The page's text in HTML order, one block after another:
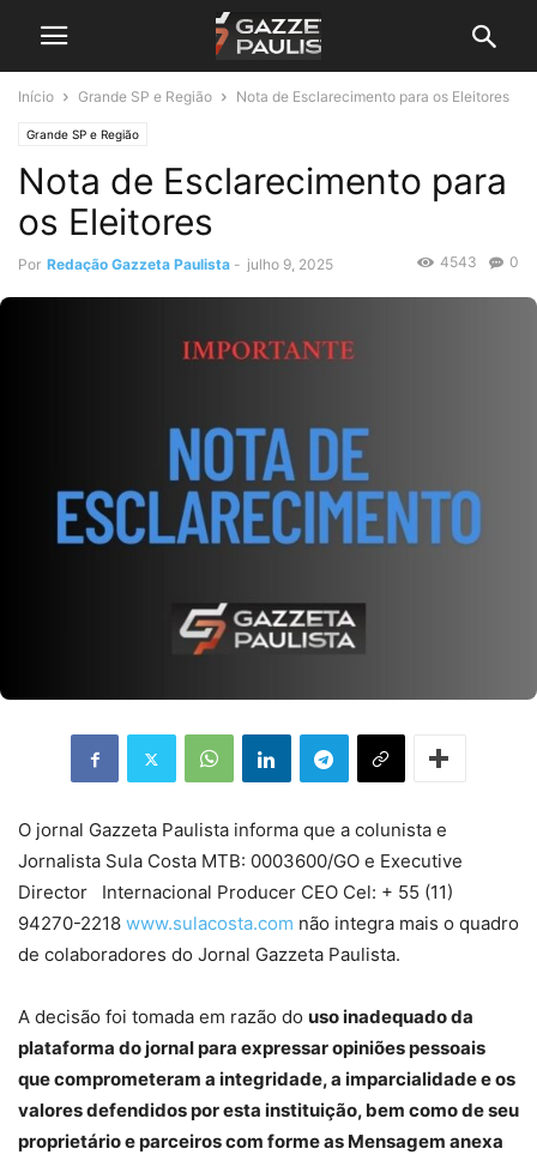
Início Grande SP e Região Nota de Esclarecimento para os Eleitores
Grande SP e Região
Nota de Esclarecimento para
os Eleitores
Por Redação Gazzeta Paulista - julho 9, 2025 0
4543
O jornal Gazzeta Paulista informa que a colunista e
Jornalista Sula Costa MTB: 0003600/GO e Executive
Director Internacional Producer CEO Cel: + 55 (11)
94270-2218 www.sulacosta.com não integra mais o quadro
de colaboradores do Jornal Gazzeta Paulista.
A decisão foi tomada em razão do uso inadequado da
plataforma do jornal para expressar opiniões pessoais
que comprometeram a integridade, a imparcialidade e os
valores defendidos por esta instituição, bem como de seu
proprietário e parceiros com forme as Mensagem anexa